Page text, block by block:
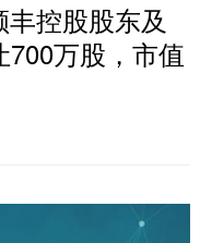
控股股东及
万股，市值